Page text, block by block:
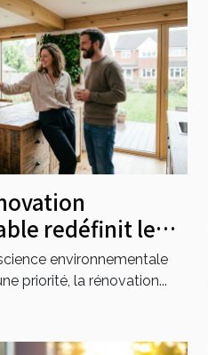
redéfinit le
local
environnementale
priorité, la rénovation...